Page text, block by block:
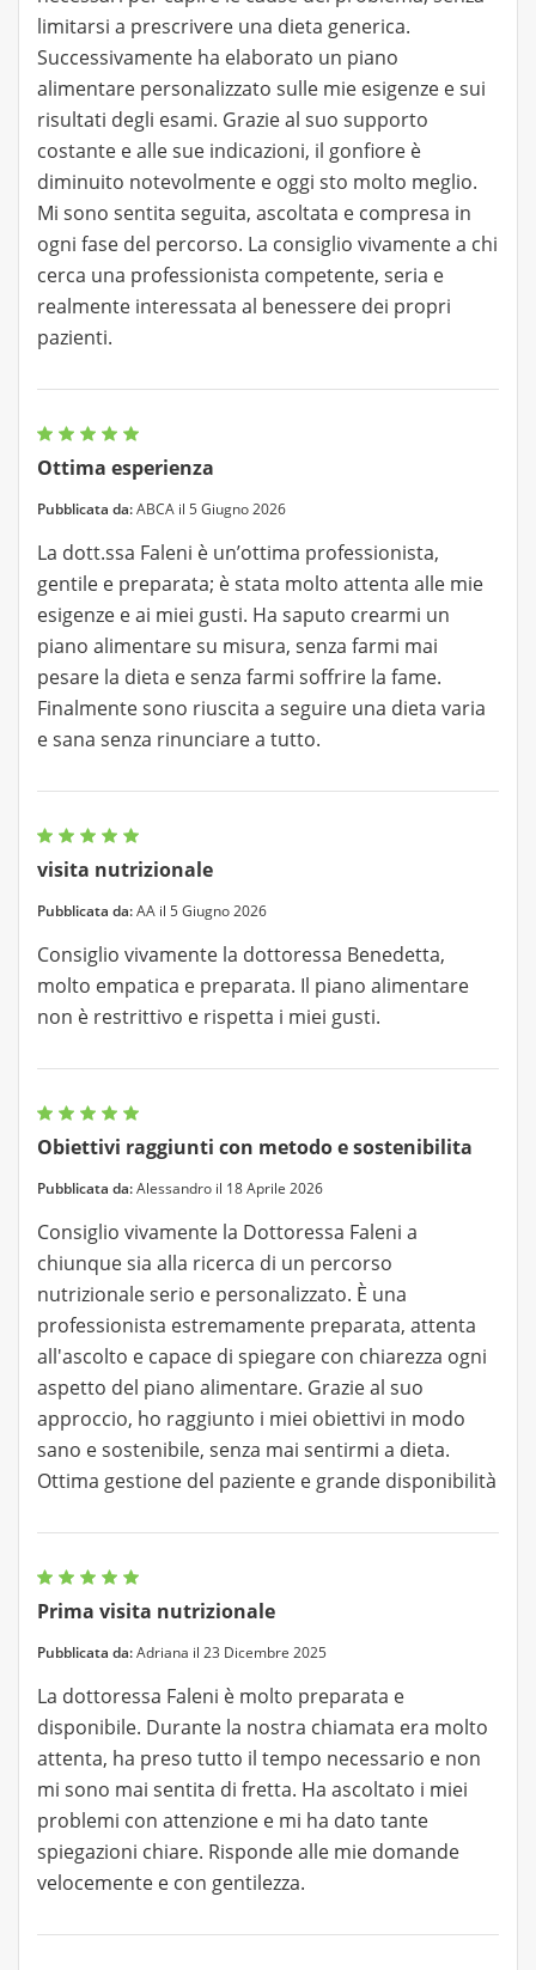
limitarsi a prescrivere una dieta generica.
Successivamente ha elaborato un piano
alimentare personalizzato sulle mie esigenze e sui
risultati degli esami. Grazie al suo supporto
costante e alle sue indicazioni, il gonfiore è
diminuito notevolmente e oggi sto molto meglio.
Mi sono sentita seguita, ascoltata e compresa in
ogni fase del percorso. La consiglio vivamente a chi
cerca una professionista competente, seria e
realmente interessata al benessere dei propri
pazienti.
Ottima esperienza
Pubblicata da:ABCA il 5 Giugno 2026
La dott.ssa Faleni è un’ottima professionista,
gentile e preparata; è stata molto attenta alle mie
esigenze e ai miei gusti. Ha saputo crearmi un
piano alimentare su misura, senza farmi mai
pesare la dieta e senza farmi soffrire la fame.
Finalmente sono riuscita a seguire una dieta varia
e sana senza rinunciare a tutto.
visita nutrizionale
Pubblicata da:AA il 5 Giugno 2026
Consiglio vivamente la dottoressa Benedetta,
molto empatica e preparata. Il piano alimentare
non è restrittivo e rispetta i miei gusti.
Obiettivi raggiunti con metodo e sostenibilita
Pubblicata da:Alessandro il 18 Aprile 2026
Consiglio vivamente la Dottoressa Faleni a
chiunque sia alla ricerca di un percorso
nutrizionale serio e personalizzato. È una
professionista estremamente preparata, attenta
all'ascolto e capace di spiegare con chiarezza ogni
aspetto del piano alimentare. Grazie al suo
approccio, ho raggiunto i miei obiettivi in modo
sano e sostenibile, senza mai sentirmi a dieta.
Ottima gestione del paziente e grande disponibilità
Prima visita nutrizionale
Pubblicata da:Adriana il 23 Dicembre 2025
La dottoressa Faleni è molto preparata e
disponibile. Durante la nostra chiamata era molto
attenta, ha preso tutto il tempo necessario e non
mi sono mai sentita di fretta. Ha ascoltato i miei
problemi con attenzione e mi ha dato tante
spiegazioni chiare. Risponde alle mie domande
velocemente e con gentilezza.